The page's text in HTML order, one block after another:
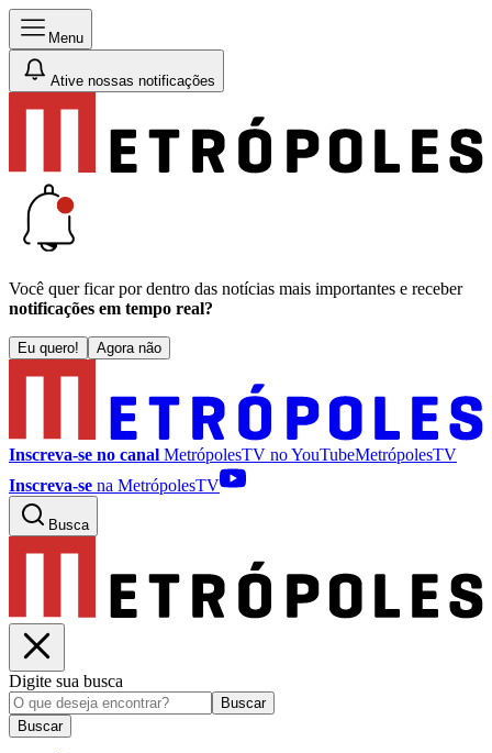
Menu
Ative nossas notificações
Você quer ficar por dentro das notícias mais importantes e receber
notificações em tempo real?
Eu quero! Agora não
Inscreva-se no canal MetrópolesTV noYouTubeMetrópolesTV
Inscreva-se na MetrópolesTV
Busca
Digite sua busca
Buscar
Buscar